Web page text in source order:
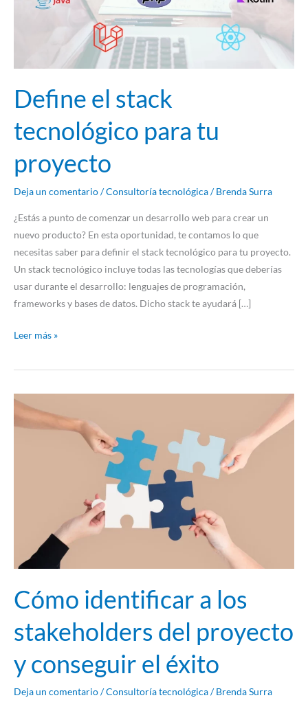
Define el stack
tecnológico para tu
proyecto
Deja un comentario/Consultoría tecnológica/Brenda Surra
¿Estás a punto de comenzar un desarrollo web para crear un
nuevo producto? En esta oportunidad, te contamos lo que
necesitas saber para definir el stack tecnológico para tu proyecto.
Un stack tecnológico incluye todas las tecnologías que deberías
usar durante el desarrollo: lenguajes de programación,
frameworks y bases de datos. Dicho stack te ayudará […]
proyecto
Leer más »
Cómo identificar a los
stakeholders del proyecto
y conseguir el éxito
Deja un comentario/Consultoría tecnológica/Brenda Surra
Cómo
identificar
conseguir